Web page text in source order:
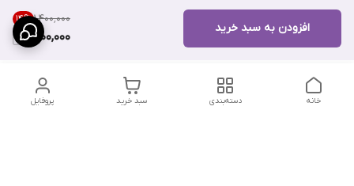
۱٬۴۰۰٬۰۰۰ 14%
1,200,000
افزودن به سبد خرید
پروفایل سبد خرید دسته‌بندی خانه